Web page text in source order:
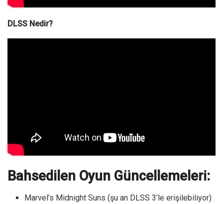
DLSS Nedir?
Bahsedilen Oyun Güncellemeleri:
Marvel’s Midnight Suns (şu an DLSS 3’le erişilebiliyor)